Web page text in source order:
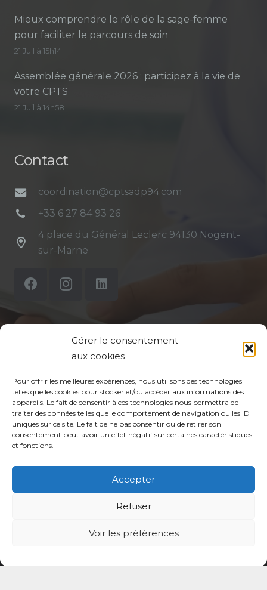
Gérer le consentement
aux cookies
Pour offrir les meilleures expériences, nous utilisons des technologies
telles que les cookies pour stocker et/ou accéder aux informations des
appareils. Le fait de consentir à ces technologies nous permettra de
traiter des données telles que le comportement de navigation ou les ID
uniques sur ce site. Le fait de ne pas consentir ou de retirer son
consentement peut avoir un effet négatif sur certaines caractéristiques
et fonctions.
Accepter
Refuser
Voir les préférences
Mieux comprendre le rôle de la sage-femme
pour faciliter le parcours de soin
21 Juil à 15h14
Assemblée générale 2026 : participez à la vie de
votre CPTS
21 Juil à 14h58
Contact
coordination@cptsadp94.com
+33 6 27 84 93 26
4 place du Général Leclerc 94130 Nogent-
sur-Marne
Mentions légales
Politique de protection des données de la CPTS
ADP 94
© CPTS Autour du Patient